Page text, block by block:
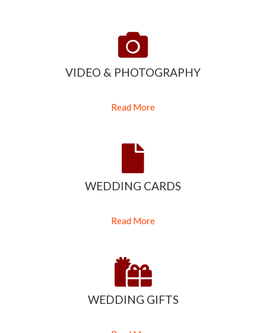
VIDEO & PHOTOGRAPHY
Read More
WEDDING CARDS
Read More
WEDDING GIFTS